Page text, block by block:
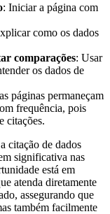
: Iniciar a página com
como os dados
comparações: Usar
os dados de
páginas permaneçam
frequência, pois
citações.
citação de dados
significativa nas
está em
atenda diretamente
assegurando que
também facilmente